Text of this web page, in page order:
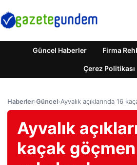
Güncel Haberler Firma
Çerez Politikası
Haberler›Güncel›Ayvalık açıklarında 16
Ayvalık
kaçak göçmen